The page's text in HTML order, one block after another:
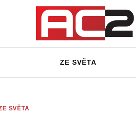
ZE SVĚTA
SVĚTA